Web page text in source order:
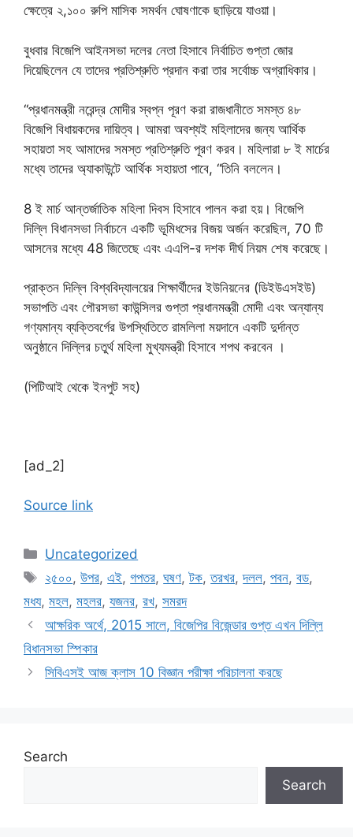
ক্ষেত্রে ২,১০০ রুপি মাসিক সমর্থন ঘোষণাকে ছাড়িয়ে যাওয়া।
বুধবার বিজেপি আইনসভা দলের নেতা হিসাবে নির্বাচিত গুপ্তা জোর
দিয়েছিলেন যে তাদের প্রতিশ্রুতি প্রদান করা তার সর্বোচ্চ অগ্রাধিকার।
“প্রধানমন্ত্রী নরেন্দ্র মোদীর স্বপ্ন পূরণ করা রাজধানীতে সমস্ত ৪৮
বিজেপি বিধায়কদের দায়িত্ব। আমরা অবশ্যই মহিলাদের জন্য আর্থিক
সহায়তা সহ আমাদের সমস্ত প্রতিশ্রুতি পূরণ করব। মহিলারা ৮ ই মার্চের
মধ্যে তাদের অ্যাকাউন্টে আর্থিক সহায়তা পাবে, “তিনি বললেন।
8 ই মার্চ আন্তর্জাতিক মহিলা দিবস হিসাবে পালন করা হয়। বিজেপি
দিল্লি বিধানসভা নির্বাচনে একটি ভূমিধসের বিজয় অর্জন করেছিল, 70 টি
আসনের মধ্যে 48 জিতেছে এবং এএপি-র দশক দীর্ঘ নিয়ম শেষ করেছে।
প্রাক্তন দিল্লি বিশ্ববিদ্যালয়ের শিক্ষার্থীদের ইউনিয়নের (ডিইউএসইউ)
সভাপতি এবং পৌরসভা কাউন্সিলর গুপ্তা প্রধানমন্ত্রী মোদী এবং অন্যান্য
গণ্যমান্য ব্যক্তিবর্গের উপস্থিতিতে রামলিলা ময়দানে একটি দুর্দান্ত
অনুষ্ঠানে দিল্লির চতুর্থ মহিলা মুখ্যমন্ত্রী হিসাবে শপথ করবেন ।
(পিটিআই থেকে ইনপুট সহ)
[ad_2]
Source link
Categories
Uncategorized
Tags
২৫০০,উপর,এই,গপতর,ঘষণ,টক,তরখর,দলল,পবন,বড,
মধয, মহল, মহলর, যজনর, রখ, সমরদ
আক্ষরিক অর্থে, 2015 সালে, বিজেপির বিজেন্ডার গুপ্ত এখন দিল্লি
বিধানসভা স্পিকার
সিবিএসই আজ ক্লাস 10 বিজ্ঞান পরীক্ষা পরিচালনা করছে
Search
Search